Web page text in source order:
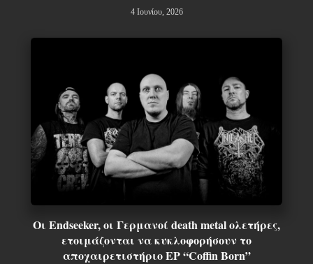
4 Ιουνίου, 2026
Οι Endseeker, οι Γερμανοί death metal ολετήρες,
ετοιμάζονται να κυκλοφορήσουν το
αποχαιρετιστήριο EP “Coffin Born”